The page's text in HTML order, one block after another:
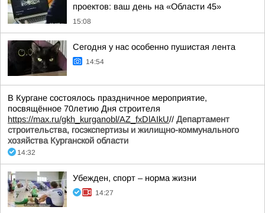
проектов: ваш день на «Области 45»
15:08
Сегодня у нас особенно пушистая лента
14:54
В Кургане состоялось праздничное мероприятие,
посвящённое 70летию Дня строителя
https://max.ru/gkh_kurganobl/AZ_fxDlAIkU// Департамент
строительства, госэкспертизы и жилищно-коммунального
хозяйства Курганской области
14:32
Убежден, спорт – норма жизни
14:27